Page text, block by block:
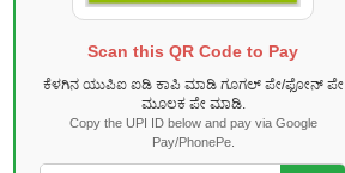
Scan this QR Code to Pay
ಕೆಳಗಿನ ಯುಪಿಐ ಐಡಿ ಕಾಪಿ ಮಾಡಿ ಗೂಗಲ್ ಪೇ/ಫೋನ್ ಪೇ
ಮೂಲಕ ಪೇ ಮಾಡಿ.
Copy the UPI ID below and pay via Google
Pay/PhonePe.